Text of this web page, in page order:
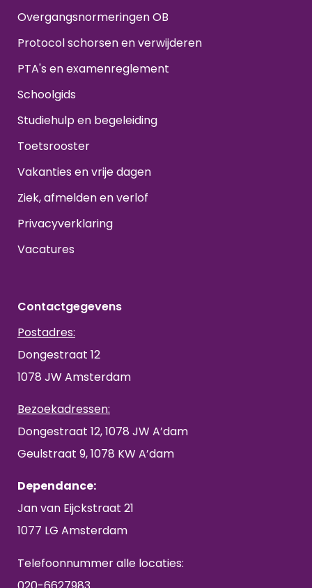
Overgangsnormeringen OB
Protocol schorsen en verwijderen
PTA's en examenreglement
Schoolgids
Studiehulp en begeleiding
Toetsrooster
Vakanties en vrije dagen
Ziek, afmelden en verlof
Privacyverklaring
Vacatures
Contactgegevens
Postadres:
Dongestraat 12
1078 JW Amsterdam
Bezoekadressen:
Dongestraat 12, 1078 JW A’dam
Geulstraat 9, 1078 KW A’dam
Dependance:
Jan van Eijckstraat 21
1077 LG Amsterdam
Telefoonnummer alle locaties: